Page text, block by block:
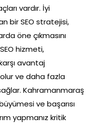
vardır. İyi
bir SEO stratejisi,
öne çıkmasını
hizmeti,
avantaj
olur ve daha fazla
Kahramanmaraş
ve başarısı
yapmanız kritik